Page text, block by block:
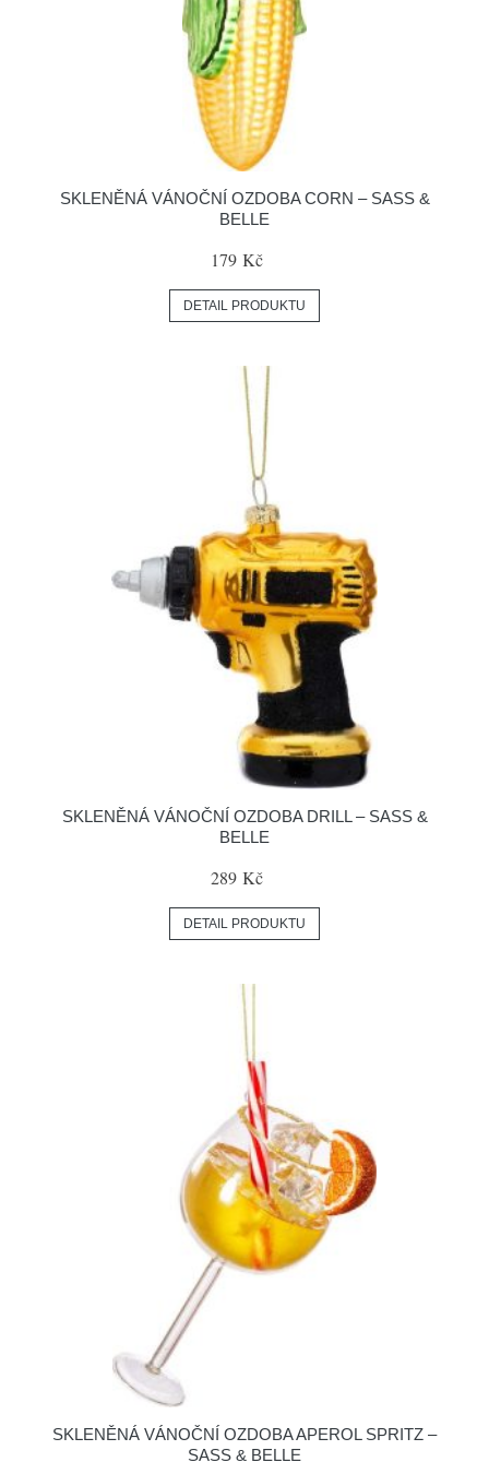
SKLENĚNÁ VÁNOČNÍ OZDOBA CORN – SASS &
BELLE
179 Kč
DETAIL PRODUKTU
SKLENĚNÁ VÁNOČNÍ OZDOBA DRILL – SASS &
BELLE
289 Kč
DETAIL PRODUKTU
SKLENĚNÁ VÁNOČNÍ OZDOBA APEROL SPRITZ –
SASS & BELLE